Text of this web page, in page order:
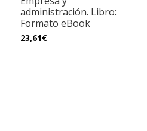
administración. Libro:
Formato eBook
23,61€